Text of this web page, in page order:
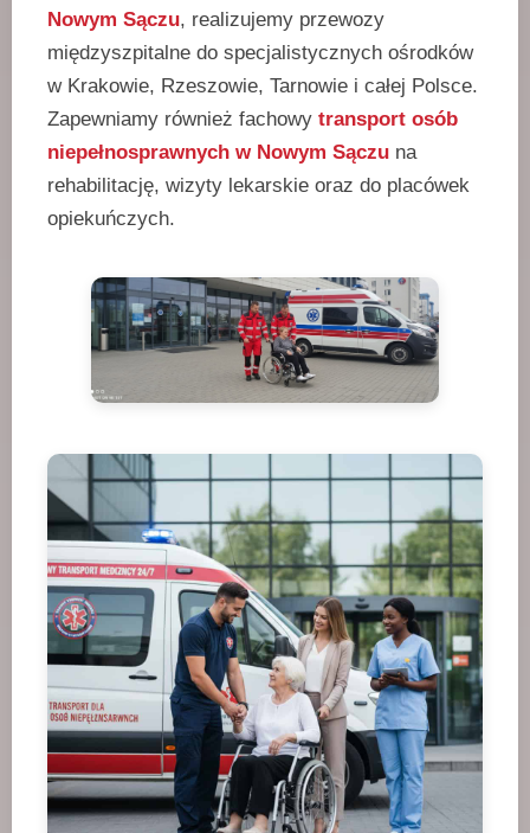
Nowym Sączu, realizujemy przewozy
międzyszpitalne do specjalistycznych ośrodków
w Krakowie, Rzeszowie, Tarnowie i całej Polsce.
Zapewniamy również fachowy transport osób
niepełnosprawnych w Nowym Sączu na
rehabilitację, wizyty lekarskie oraz do placówek
opiekuńczych.